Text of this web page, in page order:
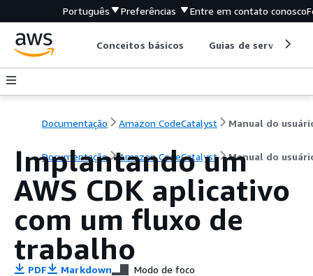
Português Preferências Entre em contato conosco
Conceitos básicos Guias de serviço
Documentação Amazon CodeCatalyst Manual do
Documentação Amazon CodeCatalyst Manual do
Implantando um
AWS CDK aplicativo
com um fluxo de
trabalho
PDF Markdown Modo de foco